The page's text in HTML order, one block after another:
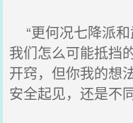
“更何况七降派
我们怎么可能抵挡
开窍，但你我的想
安全起见，还是不